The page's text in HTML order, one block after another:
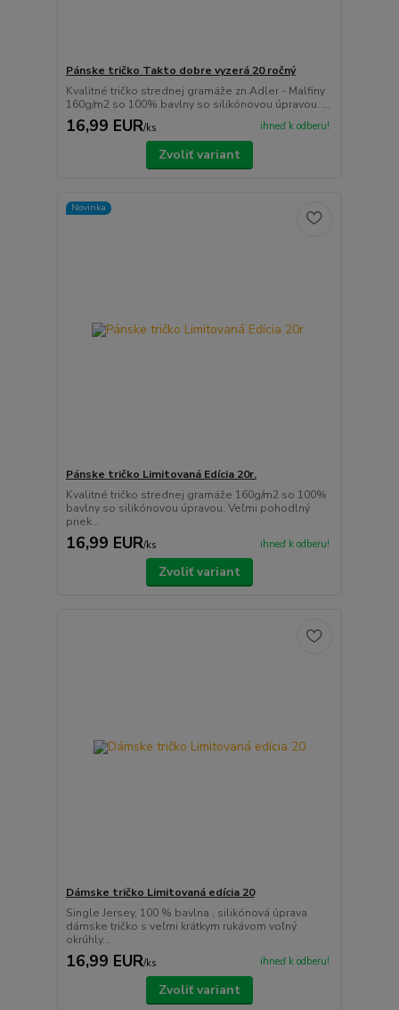
Pánske tričko Takto dobre vyzerá 20 ročný
Kvalitné tričko strednej gramáže zn.Adler - Malfiny
160g/m2 so 100% bavlny so silikónovou úpravou. ...
16,99 EUR/ks ihneď k odberu!
Zvoliť variant
Novinka
Pánske tričko Limitovaná Edícia 20r.
Kvalitné tričko strednej gramáže 160g/m2 so 100%
bavlny so silikónovou úpravou. Veľmi pohodlný
priek...
16,99 EUR/ks ihneď k odberu!
Zvoliť variant
Dámske tričko Limitovaná edícia 20
Single Jersey, 100 % bavlna , silikónová úprava
dámske tričko s veľmi krátkym rukávom voľný
okrúhly...
16,99 EUR/ks ihneď k odberu!
Zvoliť variant